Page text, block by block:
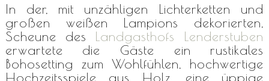
In der, mit unzähligen Lichterketten und
großen weißen Lampions dekorierten,
Scheune des Landgasthofs Lenderstuben
erwartete die Gäste ein rustikales
Bohosetting zum Wohlfühlen, hochwertige
Hochzeitsspiele aus Holz, eine üppige